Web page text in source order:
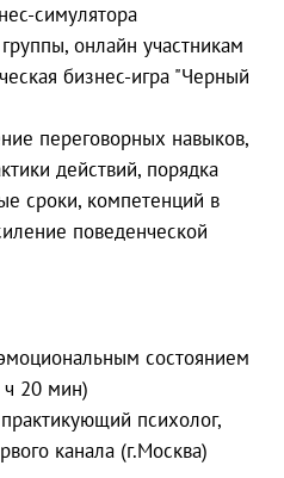
симулятора
онлайн участникам
бизнес-игра "Черный
переговорных навыков,
действий, порядка
сроки, компетенций в
поведенческой
состоянием
20 мин)
психолог,
канала (г.Москва)